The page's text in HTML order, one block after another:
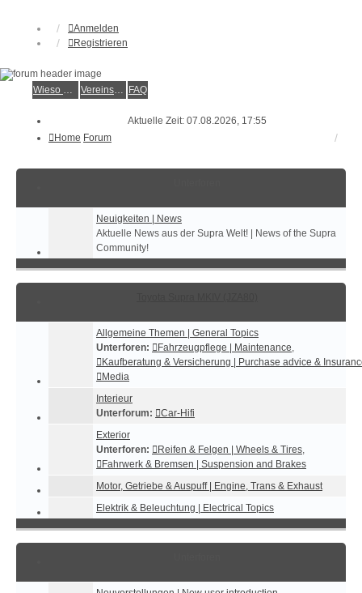
Anmelden
Registrieren
Wieso der e.V.? Vereinsmitglied werden FAQ
Aktuelle Zeit: 07.08.2026, 17:55
Home Forum
Neuigkeiten | News
Aktuelle News aus der Supra Welt! | News of the Supra
Community!
Allgemeine Themen | General Topics
Unterforen:
Fahrzeugpflege | Maintenance,
Kaufberatung & Versicherung | Purchase advice &
Media
Interieur
Unterforum:
Car-Hifi
Exterior
Unterforen:
Reifen & Felgen | Wheels & Tires,
Fahrwerk & Bremsen | Suspension and Brakes
Motor, Getriebe & Auspuff | Engine, Trans & Exhaust
Elektrik & Beleuchtung | Electrical Topics